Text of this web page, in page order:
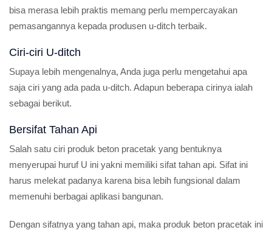
bisa merasa lebih praktis memang perlu mempercayakan
pemasangannya kepada produsen u-ditch terbaik.
Ciri-ciri U-ditch
Supaya lebih mengenalnya, Anda juga perlu mengetahui apa
saja ciri yang ada pada u-ditch. Adapun beberapa cirinya ialah
sebagai berikut.
Bersifat Tahan Api
Salah satu ciri produk beton pracetak yang bentuknya
menyerupai huruf U ini yakni memiliki sifat tahan api. Sifat ini
harus melekat padanya karena bisa lebih fungsional dalam
memenuhi berbagai aplikasi bangunan.
Dengan sifatnya yang tahan api, maka produk beton pracetak ini